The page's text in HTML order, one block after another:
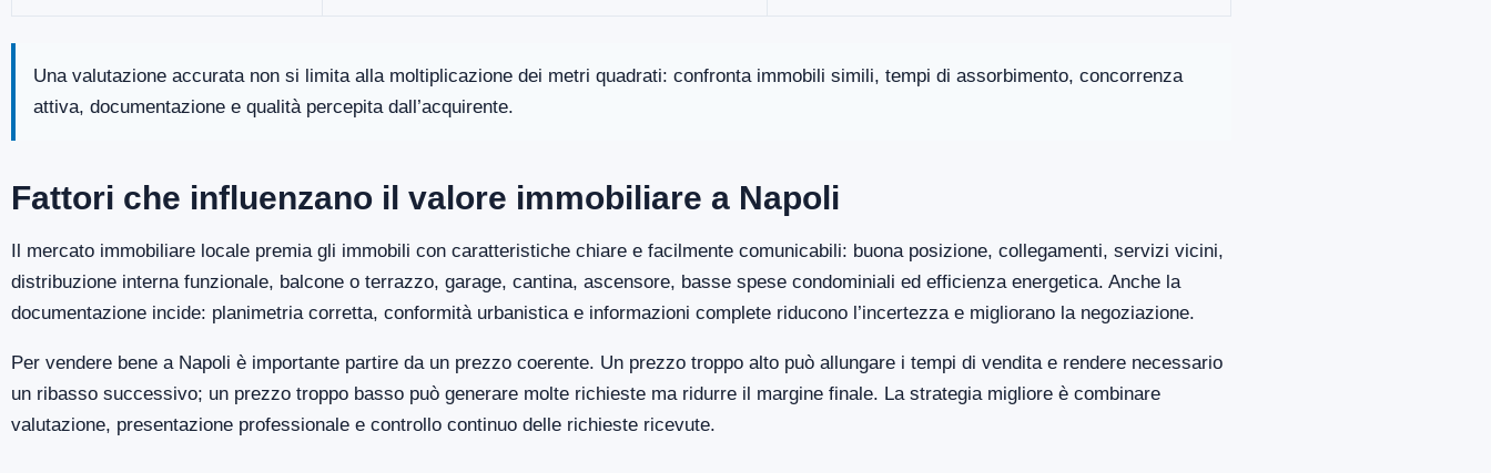
Una valutazione accurata non si limita alla moltiplicazione dei metri quadrati: confronta immobili simili, tempi di assorbimento, concorrenza
attiva, documentazione e qualità percepita dall’acquirente.
Fattori che influenzano il valore immobiliare a Napoli
Il mercato immobiliare locale premia gli immobili con caratteristiche chiare e facilmente comunicabili: buona posizione, collegamenti, servizi vicini,
distribuzione interna funzionale, balcone o terrazzo, garage, cantina, ascensore, basse spese condominiali ed efficienza energetica. Anche la
documentazione incide: planimetria corretta, conformità urbanistica e informazioni complete riducono l’incertezza e migliorano la negoziazione.
Per vendere bene a Napoli è importante partire da un prezzo coerente. Un prezzo troppo alto può allungare i tempi di vendita e rendere necessario
un ribasso successivo; un prezzo troppo basso può generare molte richieste ma ridurre il margine finale. La strategia migliore è combinare
valutazione, presentazione professionale e controllo continuo delle richieste ricevute.